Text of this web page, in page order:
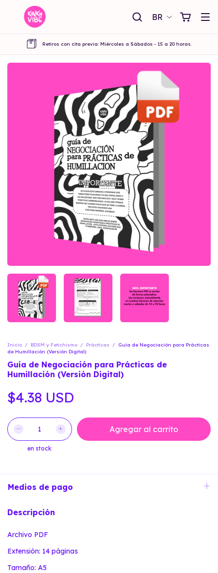
BR
Retiros con cita previa: Miércoles a Sábados - 15 a 20 horas.
Inicio / BDSM y Fetichismo / Prácticas /
Guía de Negociación para Prácticas
de Humillación (Versión Digital)
Guía de Negociación para Prácticas de
Humillación (Versión Digital)
$4.38 USD
en stock
Medios de pago
Descripción
Archivo PDF
Extensión: 14 páginas
Tamaño: A5